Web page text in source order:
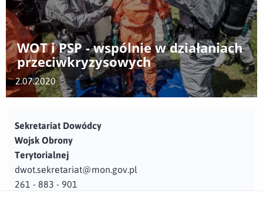
WOT i PSP - wspólnie w działaniach
przeciwkryzysowych
2.07.2020
Sekretariat Dowódcy
Wojsk Obrony
Terytorialnej
dwot.sekretariat@mon.gov.pl
261 - 883 - 901